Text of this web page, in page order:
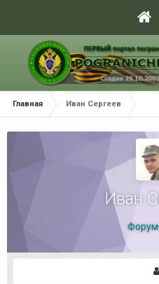
Главная Иван Сергеев
Иван